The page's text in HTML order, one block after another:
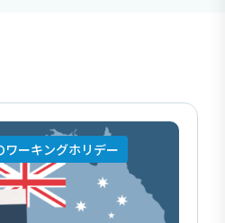
ワーキングホリデー